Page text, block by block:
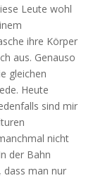
Leute wohl
ihre Körper
aus. Genauso
gleichen
Heute
sind mir
nicht
der Bahn
dass man nur